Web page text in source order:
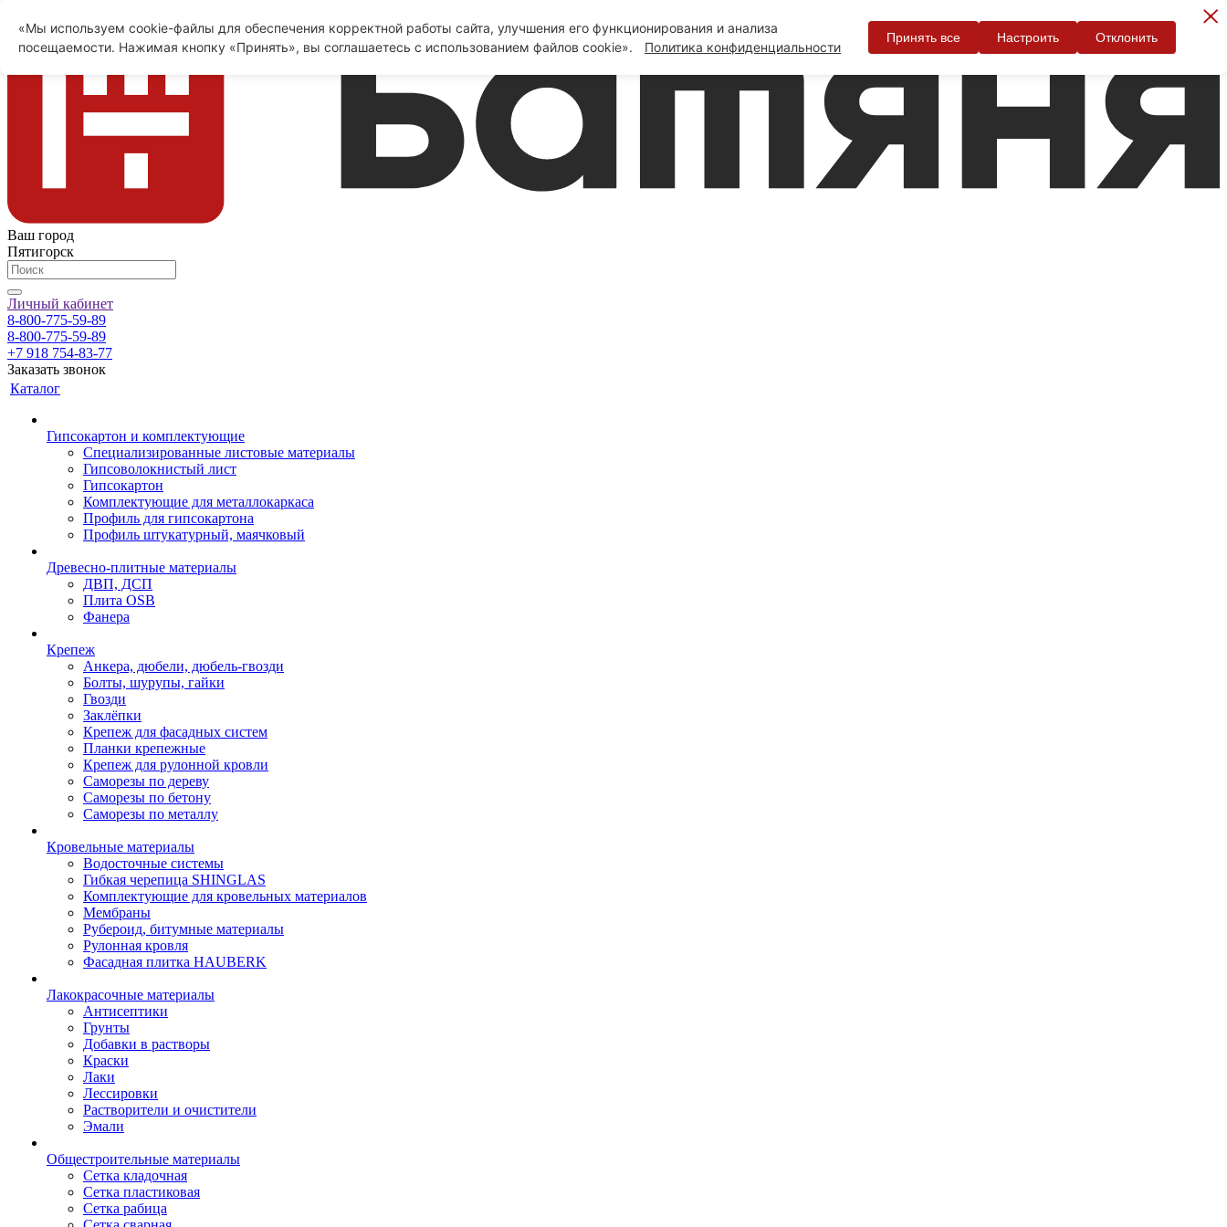
Ваш город
Пятигорск
Личный кабинет
8-800-775-59-89
8-800-775-59-89
+7 918 754-83-77
Заказать звонок
Каталог
Гипсокартон и комплектующие
Специализированные листовые материалы
Гипсоволокнистый лист
Гипсокартон
Комплектующие для металлокаркаса
Профиль для гипсокартона
Профиль штукатурный, маячковый
Древесно-плитные материалы
ДВП, ДСП
Плита OSB
Фанера
Крепеж
Анкера, дюбели, дюбель-гвозди
Болты, шурупы, гайки
Гвозди
Заклёпки
Крепеж для фасадных систем
Планки крепежные
Крепеж для рулонной кровли
Саморезы по дереву
Саморезы по бетону
Саморезы по металлу
Кровельные материалы
Водосточные системы
Гибкая черепица SHINGLAS
Комплектующие для кровельных материалов
Мембраны
Рубероид, битумные материалы
Рулонная кровля
Фасадная плитка HAUBERK
Лакокрасочные материалы
Антисептики
Грунты
Добавки в растворы
Краски
Лаки
Лессировки
Растворители и очистители
Эмали
Общестроительные материалы
Сетка кладочная
Сетка пластиковая
Сетка рабица
«Мы используем cookie-файлы для обеспечения корректной работы сайта, улучшения его функционирования и анализа
посещаемости. Нажимая кнопку «Принять», вы соглашаетесь с использованием файлов cookie».
Политика конфиденциальности
Принять все Настроить Отклонить